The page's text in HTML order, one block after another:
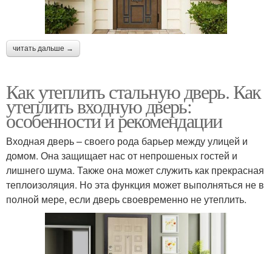
читать дальше →
Как утеплить стальную дверь. Как
утеплить входную дверь:
особенности и рекомендации
Входная дверь – своего рода барьер между улицей и
домом. Она защищает нас от непрошеных гостей и
лишнего шума. Также она может служить как прекрасная
теплоизоляция. Но эта функция может выполняться не в
полной мере, если дверь своевременно не утеплить.